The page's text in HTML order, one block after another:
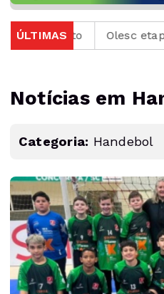
ÚLTIMAS
Olesc etapa Regional
Notícias em
Categoria: Handebol